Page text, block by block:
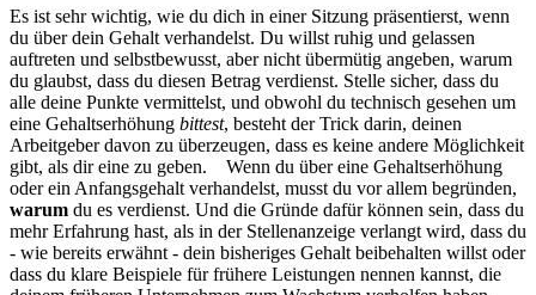
Es ist sehr wichtig, wie du dich in einer Sitzung präsentierst, wenn
du über dein Gehalt verhandelst. Du willst ruhig und gelassen
auftreten und selbstbewusst, aber nicht übermütig angeben, warum
du glaubst, dass du diesen Betrag verdienst. Stelle sicher, dass du
alle deine Punkte vermittelst, und obwohl du technisch gesehen um
eine Gehaltserhöhung bittest, besteht der Trick darin, deinen
Arbeitgeber davon zu überzeugen, dass es keine andere Möglichkeit
gibt, als dir eine zu geben. Wenn du über eine Gehaltserhöhung
oder ein Anfangsgehalt verhandelst, musst du vor allem begründen,
warum du es verdienst. Und die Gründe dafür können sein, dass du
mehr Erfahrung hast, als in der Stellenanzeige verlangt wird, dass du
- wie bereits erwähnt - dein bisheriges Gehalt beibehalten willst oder
dass du klare Beispiele für frühere Leistungen nennen kannst, die